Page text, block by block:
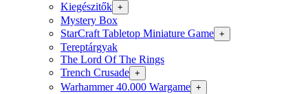
Kiegészitők +
Mystery Box
StarCraft Tabletop Miniature Game +
Tereptárgyak
The Lord Of The Rings
Trench Crusade +
Warhammer 40.000 Wargame +